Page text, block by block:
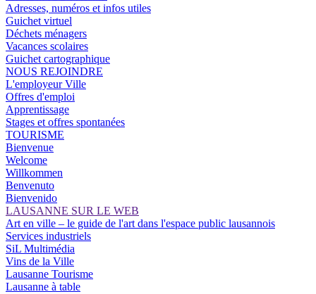
Adresses, numéros et infos utiles
Guichet virtuel
Déchets ménagers
Vacances scolaires
Guichet cartographique
NOUS REJOINDRE
L'employeur Ville
Offres d'emploi
Apprentissage
Stages et offres spontanées
TOURISME
Bienvenue
Welcome
Willkommen
Benvenuto
Bienvenido
LAUSANNE SUR LE WEB
Art en ville – le guide de l'art dans l'espace public lausannois
Services industriels
SiL Multimédia
Vins de la Ville
Lausanne Tourisme
Lausanne à table